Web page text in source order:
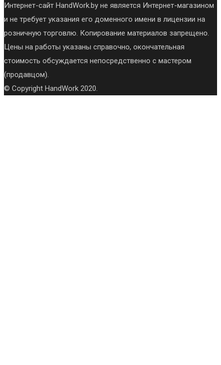
Интернет-сайт HandWork.by не является Интернет-магазином
и не требует указания его доменного имени в лицензии на
розничную торговлю. Копирование материалов запрещено.
Цены на работы указаны справочно, окончательная
стоимость обсуждается непосредственно с мастером
(продавцом).
© Copyright HandWork 2020.